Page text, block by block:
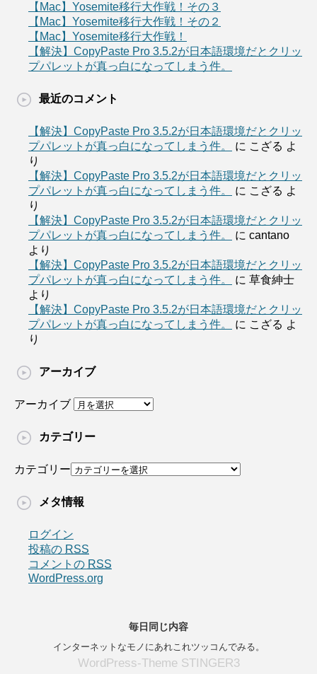
【Mac】Yosemite移行大作戦！その３
【Mac】Yosemite移行大作戦！その２
【Mac】Yosemite移行大作戦！
【解決】CopyPaste Pro 3.5.2が日本語環境だとクリッ
プパレットが真っ白になってしまう件。
最近のコメント
【解決】CopyPaste Pro 3.5.2が日本語環境だとクリッ
プパレットが真っ白になってしまう件。
に こざる よ
り
【解決】CopyPaste Pro 3.5.2が日本語環境だとクリッ
プパレットが真っ白になってしまう件。
に こざる よ
り
【解決】CopyPaste Pro 3.5.2が日本語環境だとクリッ
プパレットが真っ白になってしまう件。
に cantano
より
【解決】CopyPaste Pro 3.5.2が日本語環境だとクリッ
プパレットが真っ白になってしまう件。
に 草食紳士
より
【解決】CopyPaste Pro 3.5.2が日本語環境だとクリッ
プパレットが真っ白になってしまう件。
に こざる よ
り
アーカイブ
アーカイブ
カテゴリー
カテゴリー
メタ情報
ログイン
投稿の RSS
コメントの RSS
WordPress.org
毎日同じ内容
インターネットなモノにあれこれツッコんでみる。
WordPress-Theme STINGER3